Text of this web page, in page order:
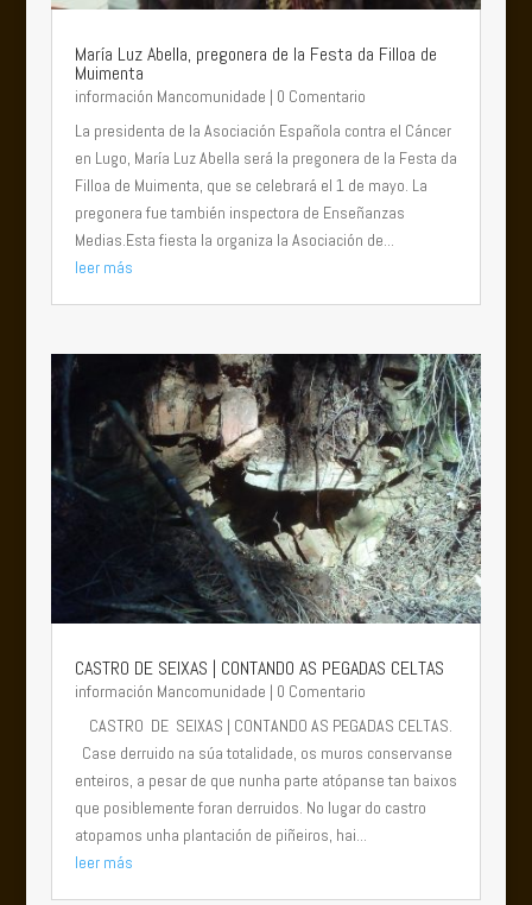
María Luz Abella, pregonera de la Festa da Filloa de
Muimenta
información Mancomunidade | 0 Comentario
La presidenta de la Asociación Española contra el Cáncer
en Lugo, María Luz Abella será la pregonera de la Festa da
Filloa de Muimenta, que se celebrará el 1 de mayo. La
pregonera fue también inspectora de Enseñanzas
Medias.Esta fiesta la organiza la Asociación de...
leer más
CASTRO DE SEIXAS | CONTANDO AS PEGADAS CELTAS
información Mancomunidade | 0 Comentario
CASTRO DE SEIXAS | CONTANDO AS PEGADAS CELTAS.
Case derruido na súa totalidade, os muros conservanse
enteiros, a pesar de que nunha parte atópanse tan baixos
que posiblemente foran derruidos. No lugar do castro
atopamos unha plantación de piñeiros, hai...
leer más